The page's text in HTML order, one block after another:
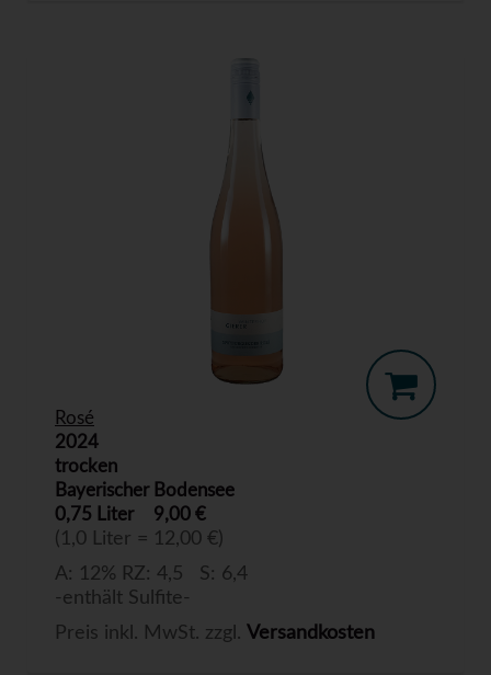
Rosé
2024
trocken
Bayerischer Bodensee
0,75 Liter
9,00 €
(1,0 Liter = 12,00 €)
A: 12% RZ: 4,5 S: 6,4
-enthält Sulfite-
Preis inkl. MwSt. zzgl. Versandkosten